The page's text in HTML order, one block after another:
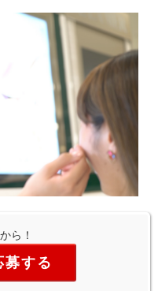
ら！
募する